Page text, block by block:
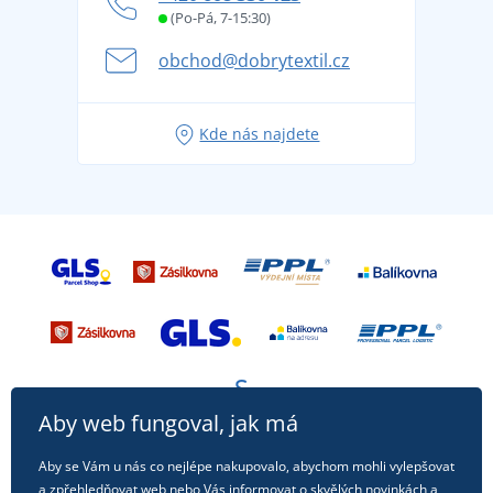
Letní dobrodružství začíná balením aneb připravte
se na dovolenou bez starostí
Tipy na svěží outfity pro pohodové léto
(Po-Pá, 7-15:30)
obchod@dobrytextil.cz
Kde nás najdete
Aby web fungoval, jak má
Aby se Vám u nás co nejlépe nakupovalo, abychom mohli vylepšovat
a zpřehledňovat web nebo Vás informovat o skvělých novinkách a